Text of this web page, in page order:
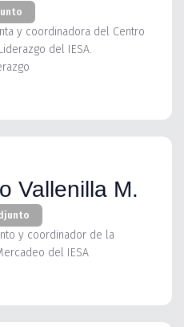
y coordinadora del Centro
del IESA.
Vallenilla M.
y coordinador de la
del IESA